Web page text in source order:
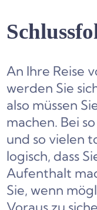
An Ihre Reise
werden Sie
also müssen
machen. Bei
und so vielen
logisch, dass
Aufenthalt
Sie, wenn